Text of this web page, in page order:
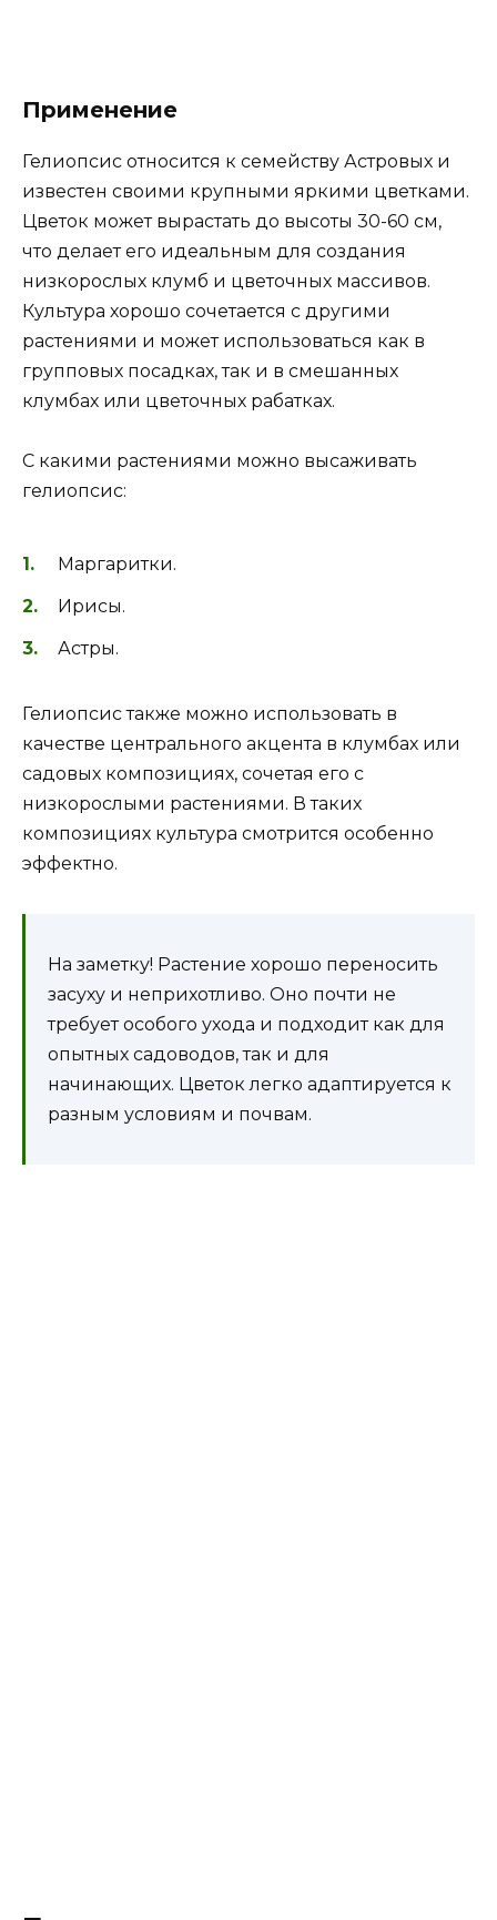
Применение
Гелиопсис относится к семейству Астровых и
известен своими крупными яркими цветками.
Цветок может вырастать до высоты 30-60 см,
что делает его идеальным для создания
низкорослых клумб и цветочных массивов.
Культура хорошо сочетается с другими
растениями и может использоваться как в
групповых посадках, так и в смешанных
клумбах или цветочных рабатках.
С какими растениями можно высаживать
гелиопсис:
Маргаритки.
Ирисы.
Астры.
Гелиопсис также можно использовать в
качестве центрального акцента в клумбах или
садовых композициях, сочетая его с
низкорослыми растениями. В таких
композициях культура смотрится особенно
эффектно.
На заметку! Растение хорошо переносить
засуху и неприхотливо. Оно почти не
требует особого ухода и подходит как для
опытных садоводов, так и для
начинающих. Цветок легко адаптируется к
разным условиям и почвам.